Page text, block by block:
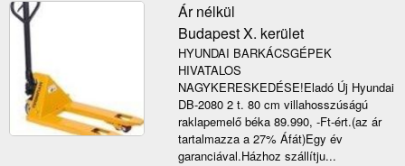
Ár nélkül
Budapest X. kerület
HYUNDAI BARKÁCSGÉPEK
HIVATALOS
NAGYKERESKEDÉSE!Eladó Új Hyundai
DB-2080 2 t. 80 cm villahosszúságú
raklapemelő béka 89.990, -Ft-ért.(az ár
tartalmazza a 27% Áfát)Egy év
garanciával.Házhoz szállítju...